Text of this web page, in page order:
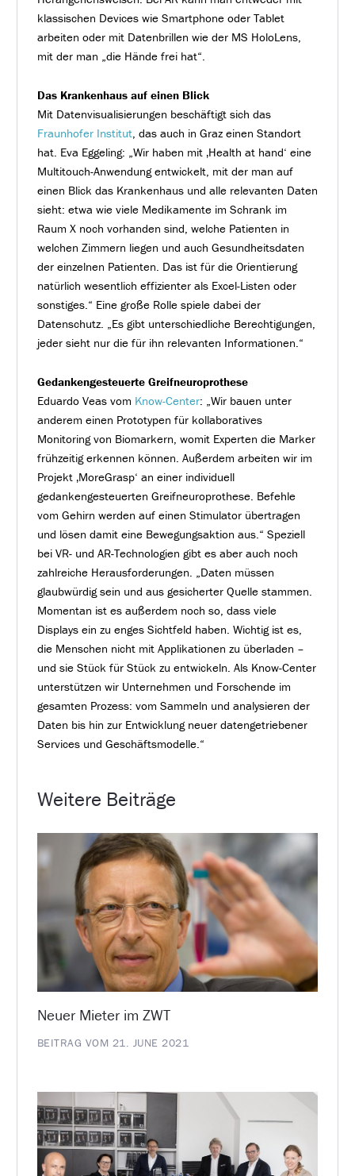
klassischen Devices wie Smartphone oder Tablet
arbeiten oder mit Datenbrillen wie der MS HoloLens,
mit der man „die Hände frei hat“.
Das Krankenhaus auf einen Blick
Mit Datenvisualisierungen beschäftigt sich das
Fraunhofer Institut, das auch in Graz einen Standort
hat. Eva Eggeling: „Wir haben mit ‚Health at hand‘ eine
Multitouch-Anwendung entwickelt, mit der man auf
einen Blick das Krankenhaus und alle relevanten Daten
sieht: etwa wie viele Medikamente im Schrank im
Raum X noch vorhanden sind, welche Patienten in
welchen Zimmern liegen und auch Gesundheitsdaten
der einzelnen Patienten. Das ist für die Orientierung
natürlich wesentlich effizienter als Excel-Listen oder
sonstiges.“ Eine große Rolle spiele dabei der
Datenschutz. „Es gibt unterschiedliche Berechtigungen,
jeder sieht nur die für ihn relevanten Informationen.“
Gedankengesteuerte Greifneuroprothese
Eduardo Veas vom Know-Center: „Wir bauen unter
anderem einen Prototypen für kollaboratives
Monitoring von Biomarkern, womit Experten die Marker
frühzeitig erkennen können. Außerdem arbeiten wir im
Projekt ‚MoreGrasp‘ an einer individuell
gedankengesteuerten Greifneuroprothese. Befehle
vom Gehirn werden auf einen Stimulator übertragen
und lösen damit eine Bewegungsaktion aus.“ Speziell
bei VR- und AR-Technologien gibt es aber auch noch
zahlreiche Herausforderungen. „Daten müssen
glaubwürdig sein und aus gesicherter Quelle stammen.
Momentan ist es außerdem noch so, dass viele
Displays ein zu enges Sichtfeld haben. Wichtig ist es,
die Menschen nicht mit Applikationen zu überladen –
und sie Stück für Stück zu entwickeln. Als Know-Center
unterstützen wir Unternehmen und Forschende im
gesamten Prozess: vom Sammeln und analysieren der
Daten bis hin zur Entwicklung neuer datengetriebener
Services und Geschäftsmodelle.“
Weitere Beiträge
Neuer Mieter im ZWT
BEITRAG VOM 21. JUNE 2021